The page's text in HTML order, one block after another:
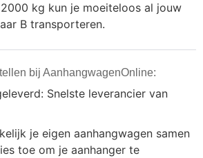
kg kun je moeiteloos al jouw
B transporteren.
bij AanhangwagenOnline:
Snelste leverancier van
je eigen aanhangwagen samen
toe om je aanhanger te